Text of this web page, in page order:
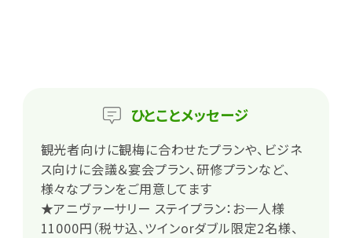
ひとことメッセージ
観光者向けに観梅に合わせたプランや、ビジネ
ス向けに会議＆宴会プラン、研修プランなど、
様々なプランをご用意してます
★アニヴァーサリー ステイプラン：お一人様
11000円（税サ込、ツインorダブル限定2名様、